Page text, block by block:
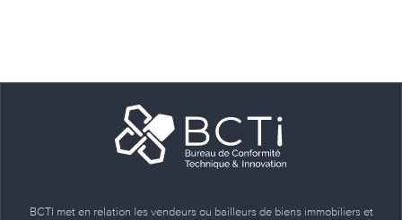
BCTI met en relation les vendeurs ou bailleurs de biens immobiliers et